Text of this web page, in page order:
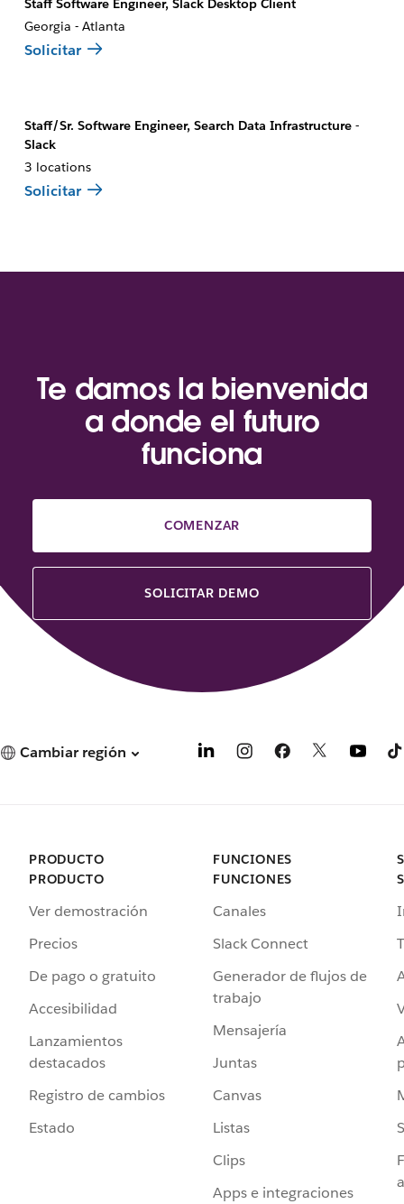
Staff Software Engineer, Slack Desktop Client
Georgia - Atlanta
Solicitar
Staff/Sr. Software Engineer, Search Data Infrastructure -
Slack
3 locations
Solicitar
Te damos la bienvenida
a donde el futuro
funciona
COMENZAR
SOLICITAR DEMO
Cambiar región
PRODUCTO
PRODUCTO
Ver demostración
Precios
De pago o gratuito
Accesibilidad
Lanzamientos
destacados
Registro de cambios
Estado
FUNCIONES
FUNCIONES
Canales
Slack Connect
Generador de flujos de
trabajo
Mensajería
Juntas
Canvas
Listas
Clips
Apps e integraciones